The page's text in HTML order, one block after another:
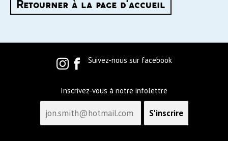
Retourner à la page d'accueil
Suivez-nous sur facebook
Inscrivez-vous à notre infolettre